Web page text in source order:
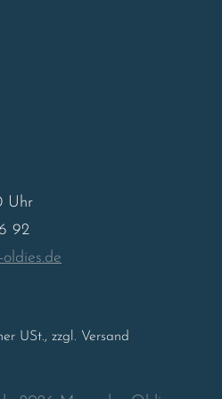
Uhr
92
USt., zzgl. Versand